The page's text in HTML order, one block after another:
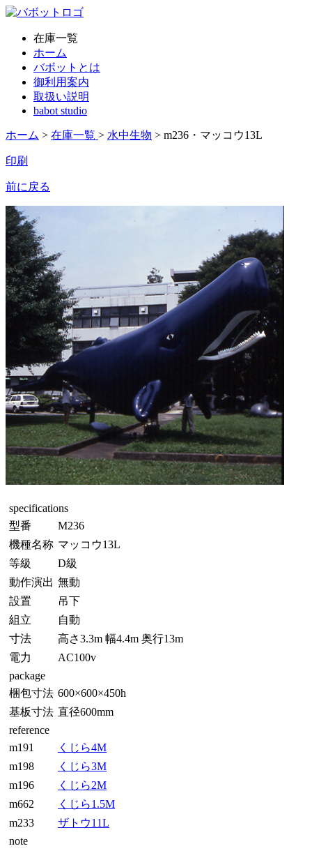
在庫一覧
ホーム
バボットとは
御利用案内
取扱い説明
babot studio
ホーム > 在庫一覧 > 水中生物 > m236・マッコウ13L
印刷
前に戻る
specifications
型番
M236
機種名称 マッコウ13L
等級
D級
動作演出 無動
設置
吊下
組立
自動
寸法
高さ3.3m 幅4.4m 奥行13m
電力
AC100v
package
梱包寸法 600×600×450h
基板寸法 直径600mm
reference
m191
くじら4M
m198
くじら3M
m196
くじら2M
m662
くじら1.5M
m233
ザトウ11L
note